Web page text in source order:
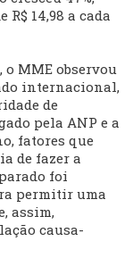
14,98 a cada
MME observou
internacional,
de
pela ANP e a
fatores que
de fazer a
foi
permitir uma
assim,
causa-